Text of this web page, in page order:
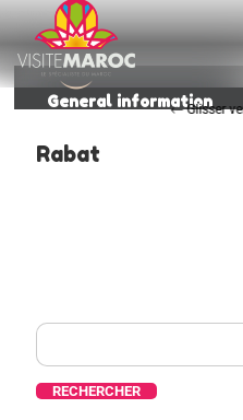
General information
Rabat
Rechercher :